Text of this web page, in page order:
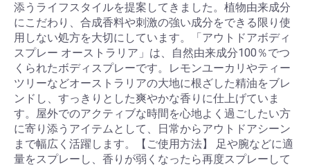
添うライフスタイルを提案してきました。植物由来成分
にこだわり、合成香料や刺激の強い成分をできる限り使
用しない処方を大切にしています。「アウトドアボディ
スプレー オーストラリア」は、自然由来成分100％でつ
くられたボディスプレーです。レモンユーカリやティー
ツリーなどオーストラリアの大地に根ざした精油をブレ
ンドし、すっきりとした爽やかな香りに仕上げていま
す。屋外でのアクティブな時間を心地よく過ごしたい方
に寄り添うアイテムとして、日常からアウトドアシーン
まで幅広く活躍します。【ご使用方法】 足や腕などに適
量をスプレーし、香りが弱くなったら再度スプレーして